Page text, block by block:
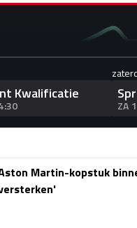
Kwalificatie
ZA
Martin-kopstuk